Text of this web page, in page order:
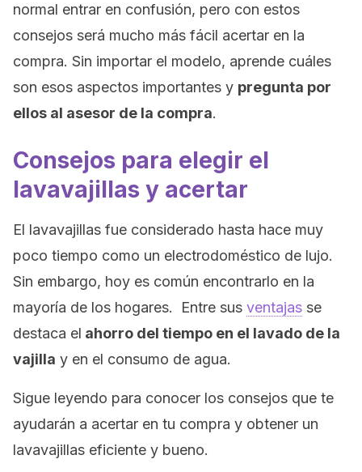
normal entrar en confusión, pero con estos
consejos será mucho más fácil acertar en la
compra. Sin importar el modelo, aprende cuáles
son esos aspectos importantes y pregunta por
ellos al asesor de la compra.
Consejos para elegir el
lavavajillas y acertar
El lavavajillas fue considerado hasta hace muy
poco tiempo como un electrodoméstico de lujo.
Sin embargo, hoy es común encontrarlo en la
mayoría de los hogares. Entre sus ventajas se
destaca el ahorro del tiempo en el lavado de la
vajilla y en el consumo de agua.
Sigue leyendo para conocer los consejos que te
ayudarán a acertar en tu compra y obtener un
lavavajillas eficiente y bueno.